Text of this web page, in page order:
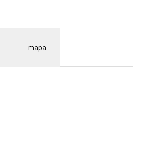
mapa